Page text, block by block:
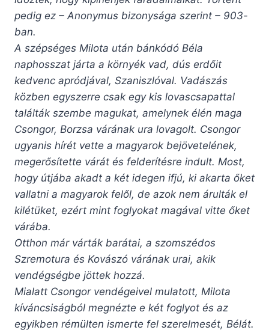
pedig ez – Anonymus bizonysága szerint – 903-
ban.
A szépséges Milota után bánkódó Béla
naphosszat járta a környék vad, dús erdőit
kedvenc apródjával, Szaniszlóval. Vadászás
közben egyszerre csak egy kis lovascsapattal
találták szembe magukat, amelynek élén maga
Csongor, Borzsa várának ura lovagolt. Csongor
ugyanis hírét vette a magyarok bejövetelének,
megerősítette várát és felderítésre indult. Most,
hogy útjába akadt a két idegen ifjú, ki akarta őket
vallatni a magyarok felől, de azok nem árulták el
kilétüket, ezért mint foglyokat magával vitte őket
várába.
Otthon már várták barátai, a szomszédos
Szremotura és Kovászó várának urai, akik
vendégségbe jöttek hozzá.
Mialatt Csongor vendégeivel mulatott, Milota
kíváncsiságból megnézte e két foglyot és az
egyikben rémülten ismerte fel szerelmesét, Bélát.